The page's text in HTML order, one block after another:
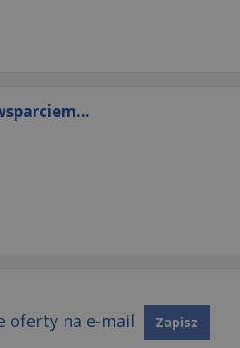
oferty na e-mail Zapisz